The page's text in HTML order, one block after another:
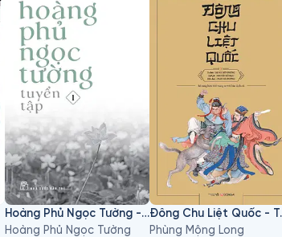
vật - được thể hiện bởi nhiều diễn viên
để đồng hành cùng số phận của chàng
trụ trước khi anh ta được sinh ra - Muad'Dib.
Hoàng Phủ Ngọc Tường - Tập 1
Hoàng Phủ Ngọc Tường
Phùng Mộng Long